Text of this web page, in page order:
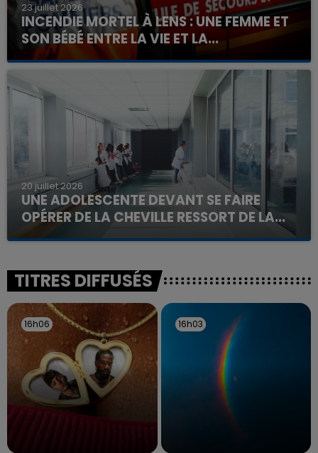
23 juillet 2026
INCENDIE MORTEL À LENS : UNE FEMME ET
SON BÉBÉ ENTRE LA VIE ET LA...
Un homme s'est immolé par le feu après avoir
aspergé sa compagne et leur bébé de trois mois
d'un liquide inflammable.
20 juillet 2026
UNE ADOLESCENTE DEVANT SE FAIRE
OPÉRER DE LA CHEVILLE RESSORT DE LA...
La famille a porté plainte contre la clinique qui a
excuses.
TITRES DIFFUSÉS
16h06
16h06 16h03
16h03